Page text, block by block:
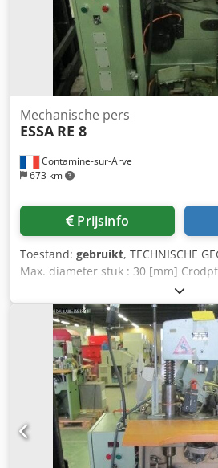
Contamine-sur-Arve
673 km
Mechanische pers
ESSA RE 8
Prijsinfo
Toestand: gebruikt, TECHNISCHE
Max. diameter stuk : 30 [mm]
Max. Dikte : 2 [mm] - Blaas per
Afstand tussen staanders : 230
en slede : 148 [mm] - Diameter